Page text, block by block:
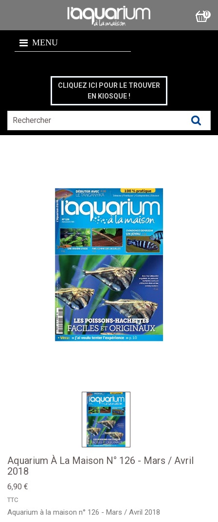
0
MENU
CLIQUEZ ICI POUR LE TROUVER
EN KIOSQUE !
Aquarium À La Maison N° 126 - Mars / Avril
2018
6,90 €
TTC
Aquarium à la maison n° 126 - Mars / Avril 2018